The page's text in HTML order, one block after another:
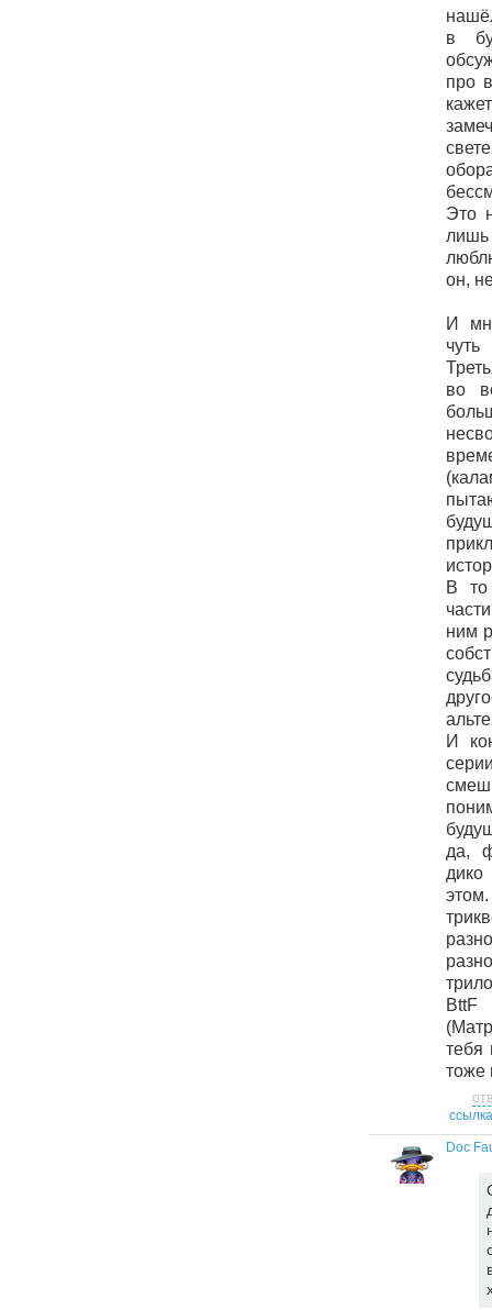
в
про
Это
он,
И
чуть
во
В то
ним
И
да,
тебя
тоже
ссылка
Doc